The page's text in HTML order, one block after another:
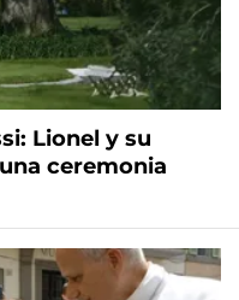
Lionel y su
ceremonia